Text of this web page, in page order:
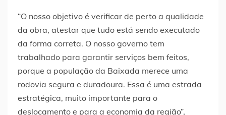
“O nosso objetivo é verificar de perto a qualidade
da obra, atestar que tudo está sendo executado
da forma correta. O nosso governo tem
trabalhado para garantir serviços bem feitos,
porque a população da Baixada merece uma
rodovia segura e duradoura. Essa é uma estrada
estratégica, muito importante para o
deslocamento e para a economia da região”,